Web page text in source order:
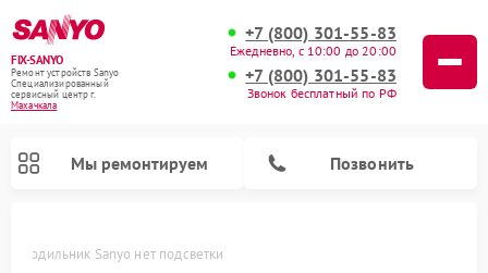
FIX-SANYO
Ремонт устройств Sanyo
Специализированный
cервисный центр г.
Махачкала
+7 (800) 301-55-83
Ежедневно, с 10:00 до 20:00
+7 (800) 301-55-83
Звонок бесплатный по РФ
Мы ремонтируем Позвонить
Холодильник Sanyo нет подсветки